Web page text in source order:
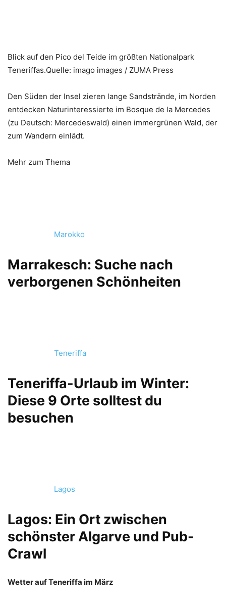
Blick auf den Pico del Teide im größten Nationalpark
Teneriffas.Quelle: imago images / ZUMA Press
Den Süden der Insel zieren lange Sandstrände, im Norden
entdecken Naturinteressierte im Bosque de la Mercedes
(zu Deutsch: Mercedeswald) einen immergrünen Wald, der
zum Wandern einlädt.
Mehr zum Thema
Marokko
Marrakesch: Suche nach
verborgenen Schönheiten
Teneriffa
Teneriffa-Urlaub im Winter:
Diese 9 Orte solltest du
besuchen
Lagos
Lagos: Ein Ort zwischen
schönster Algarve und Pub-
Crawl
Wetter auf Teneriffa im März